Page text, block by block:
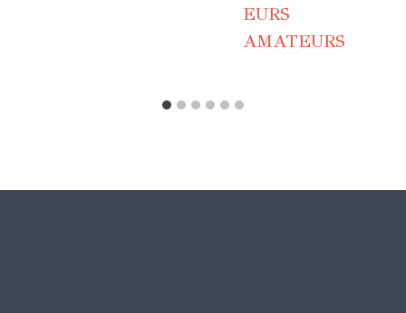
EURS
AMATEURS